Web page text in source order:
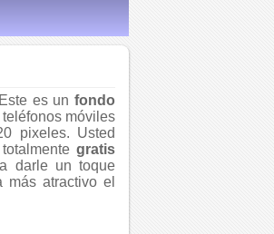
es un fondo
móviles
pixeles. Usted
gratis
darle un toque
más atractivo el